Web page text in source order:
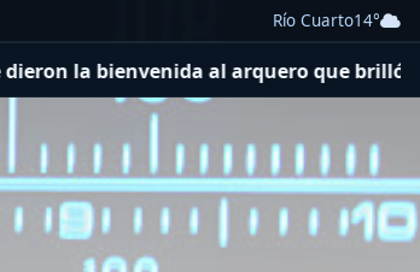
Río Cuarto14°
arquero que brilló en el Mundial con